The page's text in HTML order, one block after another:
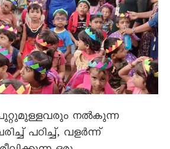
നൽകുന്ന
പഠിച്ച്, വളർന്ന്